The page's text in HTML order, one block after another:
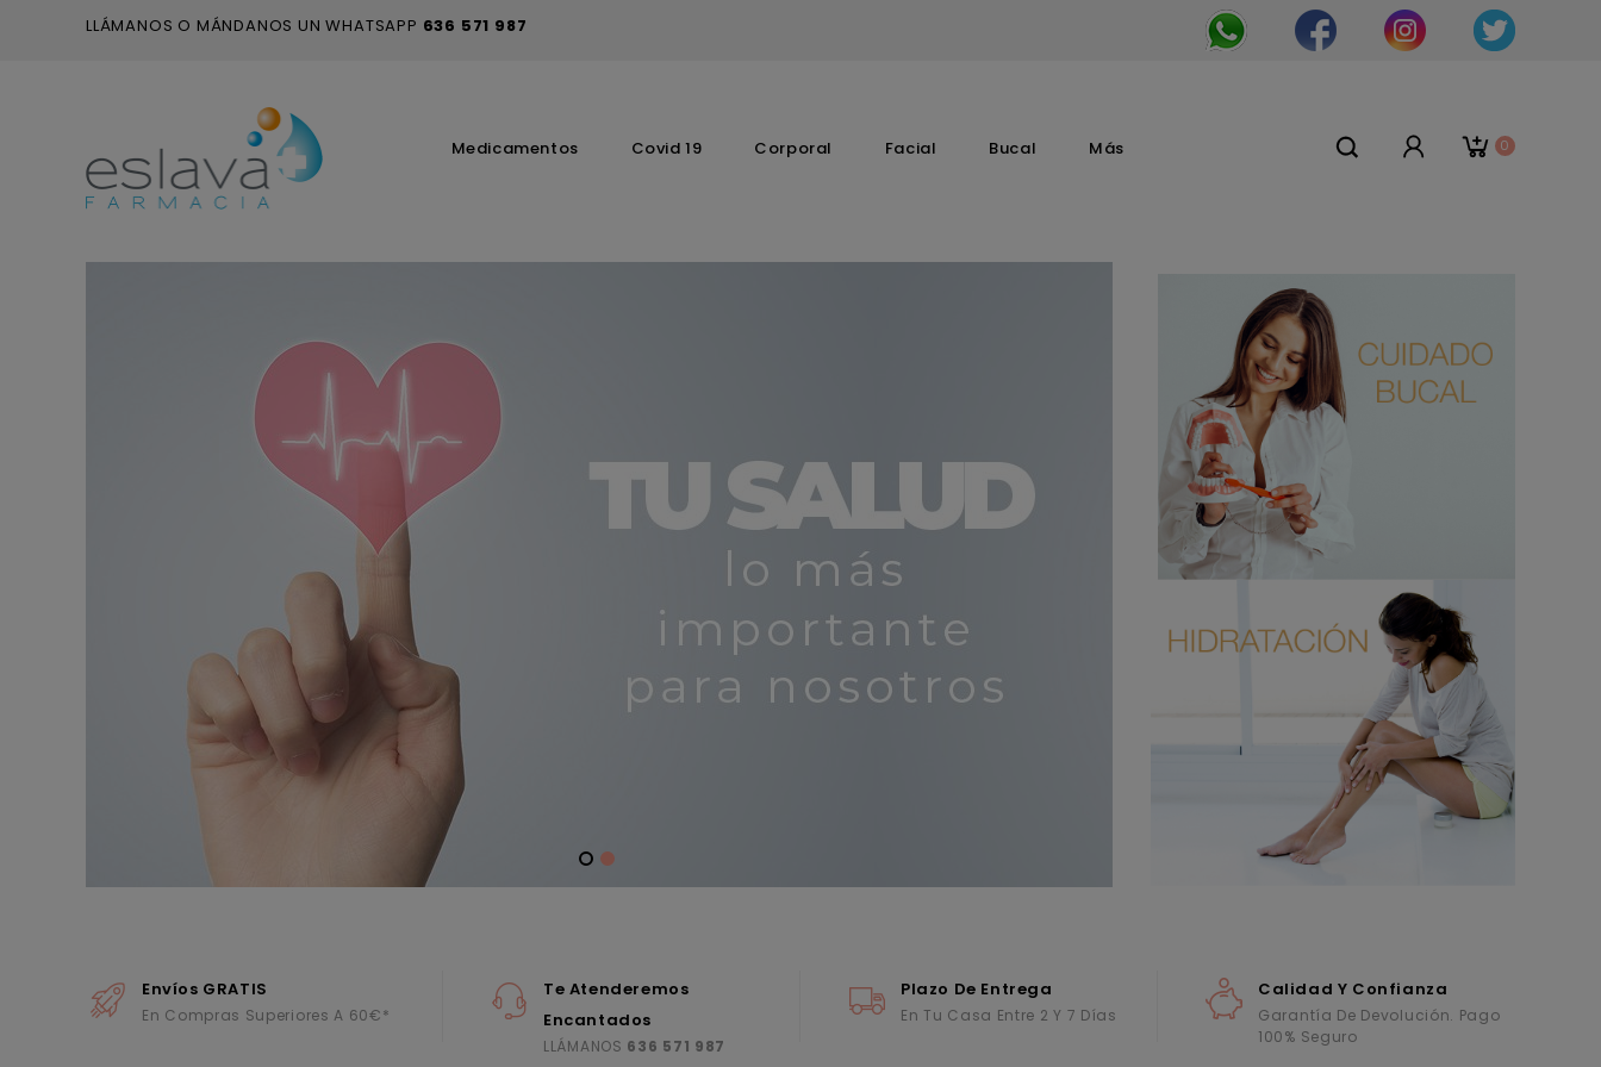
LLÁMANOS O MÁNDANOS UN WHATSAPP 636 571 987
0
Medicamentos Covid 19 Corporal Facial Bucal Más
Envíos GRATIS
En Compras Superiores A 60€*
Te Atenderemos
Encantados
LLÁMANOS 636 571 987
Plazo De Entrega
En Tu Casa Entre 2 Y 7 Días
Calidad Y Confianza
Garantía De Devolución. Pago
100% Seguro